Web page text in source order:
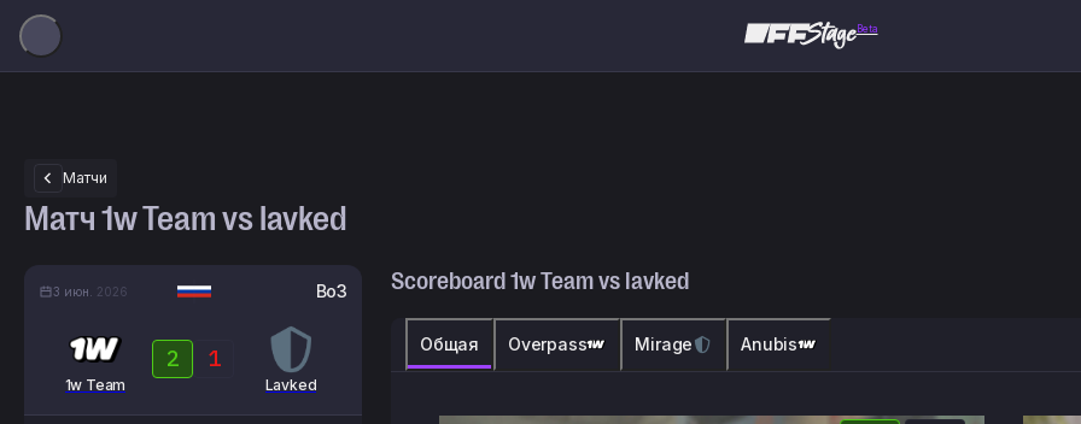
Beta
Матчи
Матч 1w Team vs lavked
3 июн. 2026 Bo3
1w Team
2 1
Lavked
Scoreboard1w Teamvs lavked
Общая Overpass Mirage Anubis